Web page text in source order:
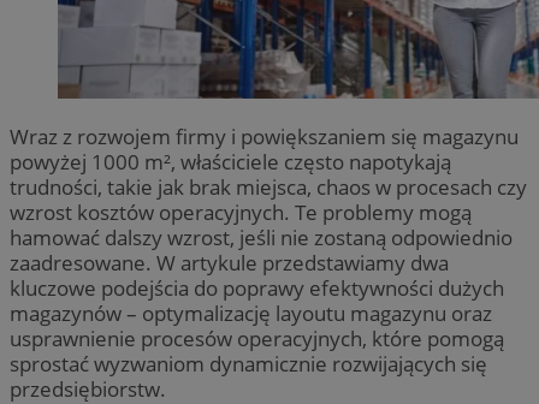
Wraz z rozwojem firmy i powiększaniem się magazynu
powyżej 1000 m², właściciele często napotykają
trudności, takie jak brak miejsca, chaos w procesach czy
wzrost kosztów operacyjnych. Te problemy mogą
hamować dalszy wzrost, jeśli nie zostaną odpowiednio
zaadresowane. W artykule przedstawiamy dwa
kluczowe podejścia do poprawy efektywności dużych
magazynów – optymalizację layoutu magazynu oraz
usprawnienie procesów operacyjnych, które pomogą
sprostać wyzwaniom dynamicznie rozwijających się
przedsiębiorstw.